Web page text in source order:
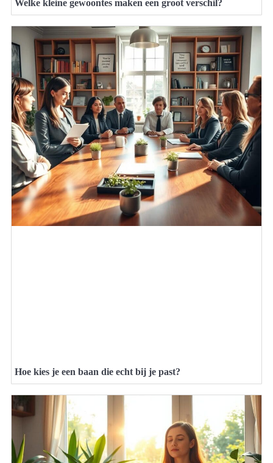
Welke kleine gewoontes maken een groot verschil?
Hoe kies je een baan die echt bij je past?